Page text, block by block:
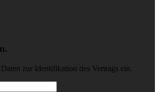
zur Identifikation des Vertrags ein.